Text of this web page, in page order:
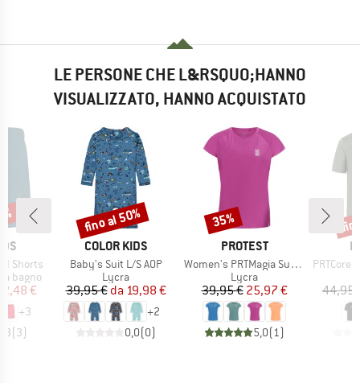
LE PERSONE CHE L&RSQUO;HANNO
VISUALIZZATO, HANNO ACQUISTATO
Shorts
bagno
ridotto
€
+3
(3)
MARCHIO
COLOR KIDS
Articolo
Baby's Suit L/S AOP
Gruppo di prodotti
Lycra
Prezzo
39,95 € Prezzo ridotto
da 19,98 €
+2
0,0(0)
Sconto
fino al 50%
MARCHIO
PROTEST
Articolo
Women's PRTMagia Surf T-Shirt
Gruppo di prodotti
Lycra
Prezzo
39,95 €Prezzo ridotto
25,97 €
5,0(1)
Sconto
35%
Articolo
PRTCore Surf
44,95